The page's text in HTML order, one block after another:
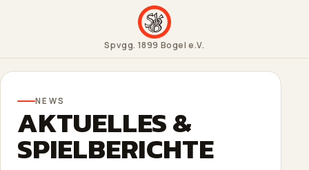
Spvgg. 1899 Bogel e.V.
NEWS
AKTUELLES &
SPIELBERICHTE